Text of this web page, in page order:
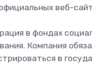
веб-
в фондах
Компания
в